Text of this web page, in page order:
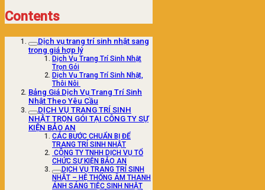
Contents
Dịch vụ trang trí sinh nhật sang
trọng giá hợp lý
Dịch Vụ Trang Trí Sinh Nhật
Trọn Gói
Dịch Vụ Trang Trí Sinh Nhật,
Thôi Nôi
Bảng Giá Dịch Vụ Trang Trí Sinh
Nhật Theo Yêu Cầu
DỊCH VỤ TRANG TRÍ SINH
NHẬT TRỌN GÓI TẠI CÔNG TY SỰ
KIỆN BẢO AN
CÁC BƯỚC CHUẨN BỊ ĐỂ
TRANG TRÍ SINH NHẬT
CÔNG TY TNHH DỊCH VỤ TỔ
CHỨC SỰ KIỆN BẢO AN
DỊCH VỤ TRANG TRÍ SINH
NHẬT – HỆ THỐNG ÂM THANH
ÁNH SÁNG TIỆC SINH NHẬT